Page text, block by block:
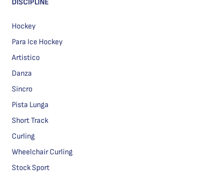
DISCIPLINE
Hockey
Para Ice Hockey
Artistico
Danza
Sincro
Pista Lunga
Short Track
Curling
Wheelchair Curling
Stock Sport